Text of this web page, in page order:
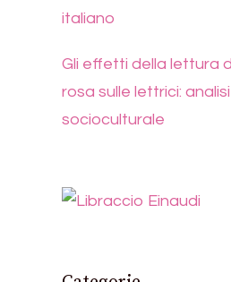
italiano
Gli effetti della lettura
rosa sulle lettrici:
socioculturale